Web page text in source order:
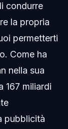
condurre
la propria
permetterti
Come ha
nella sua
167 miliardi
pubblicità